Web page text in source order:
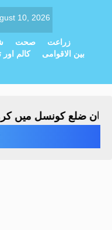
10, 2026
صحت
زراعت
کالم اور
بین الاقوامی
ضلع کونسل میں